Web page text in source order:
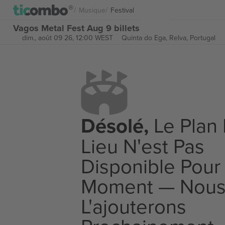
Musique Festival
Vagos Metal Fest Aug 9 billets
dim., août 09 26, 12:00 WEST Quinta do Ega, Relva, Portugal
Désolé, Le Plan
Lieu N'est Pas
Disponible Pour
Moment — Nous
L'ajouterons